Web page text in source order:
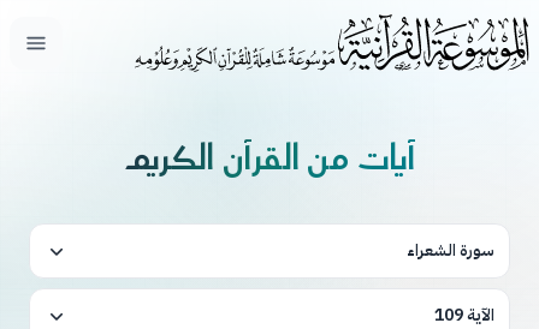
فتح
آيات من القرآن الكريم
سورة الشعراء
الآية 109